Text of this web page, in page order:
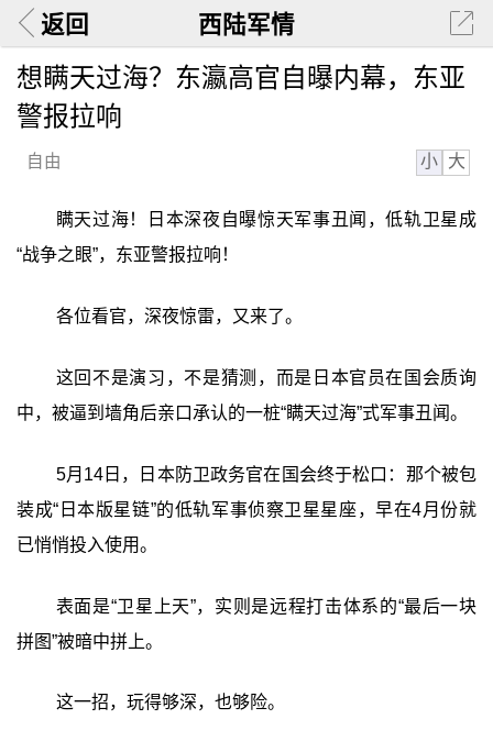
返回 西陆军情
想瞒天过海？东瀛高官自曝内幕，东亚
警报拉响
自由 小 大
瞒天过海！日本深夜自曝惊天军事丑闻，低轨卫星成
“战争之眼”，东亚警报拉响！
各位看官，深夜惊雷，又来了。
这回不是演习，不是猜测，而是日本官员在国会质询
中，被逼到墙角后亲口承认的一桩“瞒天过海”式军事丑闻。
5月14日，日本防卫政务官在国会终于松口：那个被包
装成“日本版星链”的低轨军事侦察卫星星座，早在4月份就
已悄悄投入使用。
表面是“卫星上天”，实则是远程打击体系的“最后一块
拼图”‍被暗中拼上。
这一招，玩得够深，也够险。